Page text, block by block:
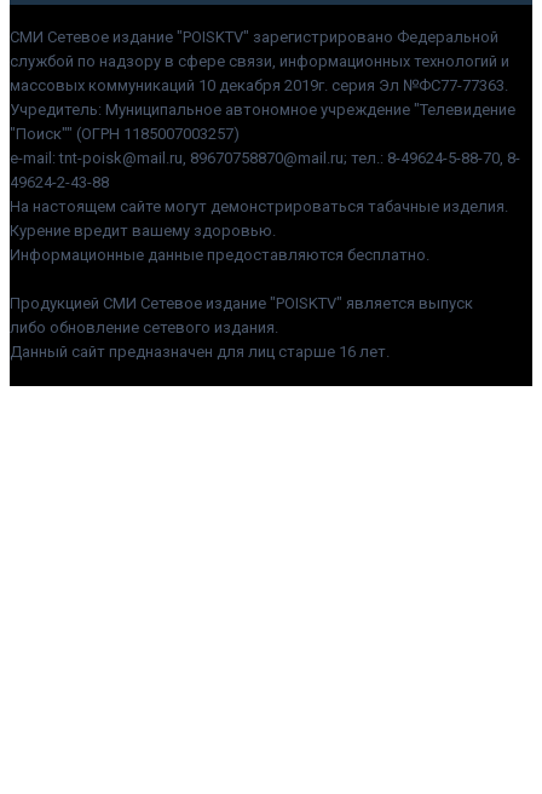
СМИ Сетевое издание "POISKTV" зарегистрировано Федеральной
службой по надзору в сфере связи, информационных технологий и
массовых коммуникаций 10 декабря 2019г. серия Эл №ФС77-77363.
Учредитель: Муниципальное автономное учреждение "Телевидение
"Поиск"" (ОГРН 1185007003257)
e-mail: tnt-poisk@mail.ru, 89670758870@mail.ru; тел.: 8-49624-5-88-70, 8-
49624-2-43-88
На настоящем сайте могут демонстрироваться табачные изделия.
Курение вредит вашему здоровью.
Информационные данные предоставляются бесплатно.
Продукцией СМИ Сетевое издание "POISKTV" является выпуск
либо обновление сетевого издания.
Данный сайт предназначен для лиц старше 16 лет.